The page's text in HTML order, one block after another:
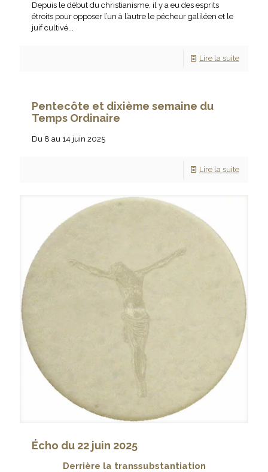
Depuis le début du christianisme, il y a eu des esprits
étroits pour opposer l’un à l’autre le pécheur galiléen et le
juif cultivé...
Lire la suite
Pentecôte et dixième semaine du
Temps Ordinaire
Du 8 au 14 juin 2025
Lire la suite
Écho du 22 juin 2025
Derrière la transsubstantiation